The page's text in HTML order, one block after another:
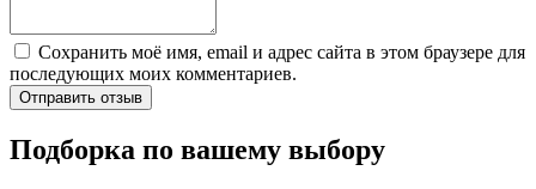
Сохранить моё имя, email и адрес сайта в этом браузере для
последующих моих комментариев.
Отправить отзыв
Подборка по вашему выбору